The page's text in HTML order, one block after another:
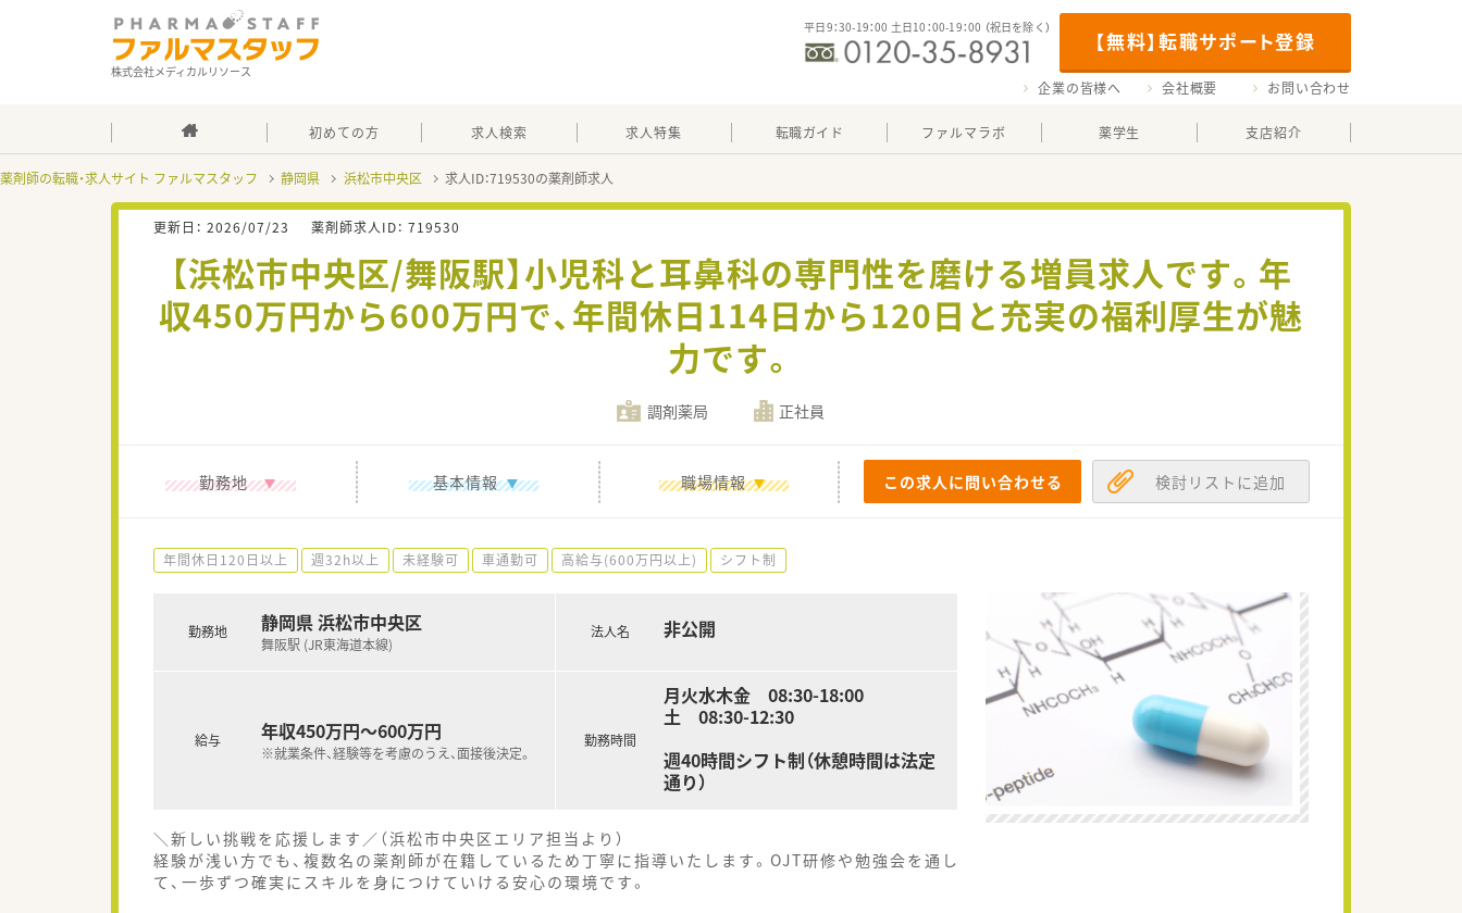
株式会社メディカルリソース
【無料】転職サポート登録
平日9：30-19：00 土日10：00-19：00 （祝日を除く）
企業の皆様へ 会社概要 お問い合わせ
初めての方 求人検索 求人特集 転職ガイド ファルマラボ 薬学生 支店紹介
薬剤師の転職・求人サイト ファルマスタッフ 静岡県 浜松市中央区 求人ID：719530の薬剤師求人
更新日： 2026/07/23 薬剤師求人ID： 719530
【浜松市中央区/舞阪駅】小児科と耳鼻科の専門性を磨ける増員求人です。年
収450万円から600万円で、年間休日114日から120日と充実の福利厚生が魅
力です。
調剤薬局 正社員
勤務地 基本情報 職場情報 この求人に問い合わせる 検討リストに追加
年間休日120日以上 週32h以上 未経験可 車通勤可 高給与(600万円以上) シフト制
勤務地 静岡県 浜松市中央区
舞阪駅 (JR東海道本線)
給与 年収450万円～600万円
※就業条件、経験等を考慮のうえ、面接後決定。
法人名 非公開
勤務時間
月火水木金 08:30-18:00
土 08:30-12:30
週40時間シフト制（休憩時間は法定
通り）
＼新しい挑戦を応援します／（浜松市中央区エリア担当より）
経験が浅い方でも、複数名の薬剤師が在籍しているため丁寧に指導いたします。OJT研修や勉強会を通し
て、一歩ずつ確実にスキルを身につけていける安心の環境です。